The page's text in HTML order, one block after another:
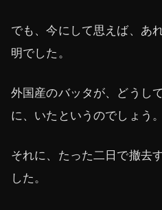
でも、今にして思えば、あ
明でした。
外国産のバッタが、どうし
に、いたというのでしょう。
それに、たった二日で撤去
した。